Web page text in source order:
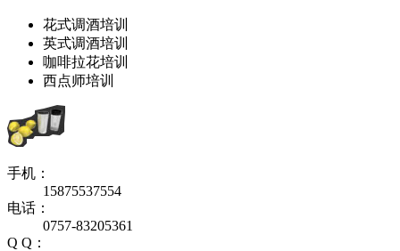
花式调酒培训
英式调酒培训
咖啡拉花培训
西点师培训
手机：
15875537554
电话：
0757-83205361
Q Q：